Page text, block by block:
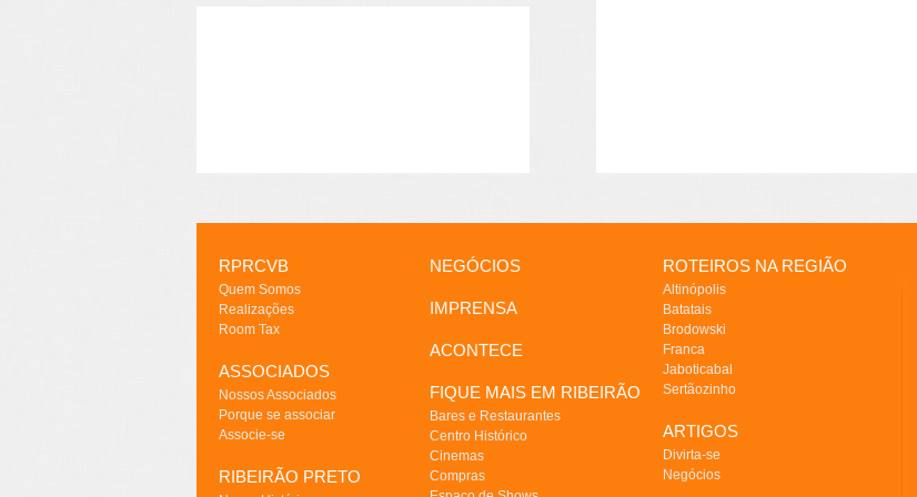
RPRCVB
Quem Somos
Realizações
Room Tax
ASSOCIADOS
Nossos Associados
Porque se associar
Associe-se
RIBEIRÃO PRETO
NEGÓCIOS
IMPRENSA
ACONTECE
FIQUE MAIS EM RIBEIRÃO
Bares e Restaurantes
Centro Histórico
Cinemas
Compras
ROTEIROS NA REGIÃO
Altinópolis
Batatais
Brodowski
Franca
Jaboticabal
Sertãozinho
ARTIGOS
Divirta-se
Negócios